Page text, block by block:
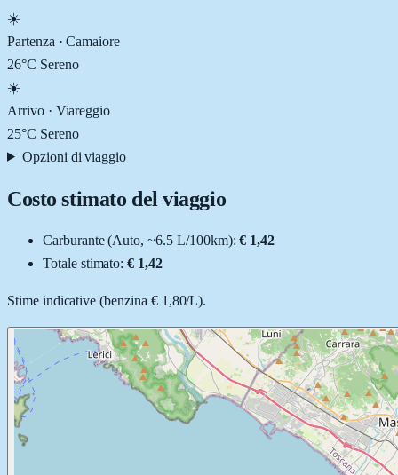
☀️
Partenza ·Camaiore
26°C Sereno
☀️
Arrivo · Viareggio
25°C Sereno
Opzioni di viaggio
Costo stimato del viaggio
Carburante (Auto, ~6.5 L/100km): € 1,42
Totale stimato:€ 1,42
Stime indicative (benzina € 1,80/L).